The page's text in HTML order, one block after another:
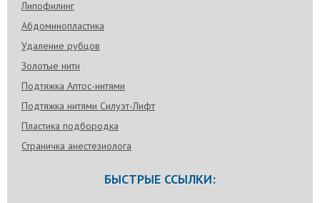
Липофилинг
Абдоминопластика
Удаление рубцов
Золотые нити
Подтяжка Аптос-нитями
Подтяжка нитями Силуэт-Лифт
Пластика подбородка
Страничка анестезиолога
БЫСТРЫЕ ССЫЛКИ: